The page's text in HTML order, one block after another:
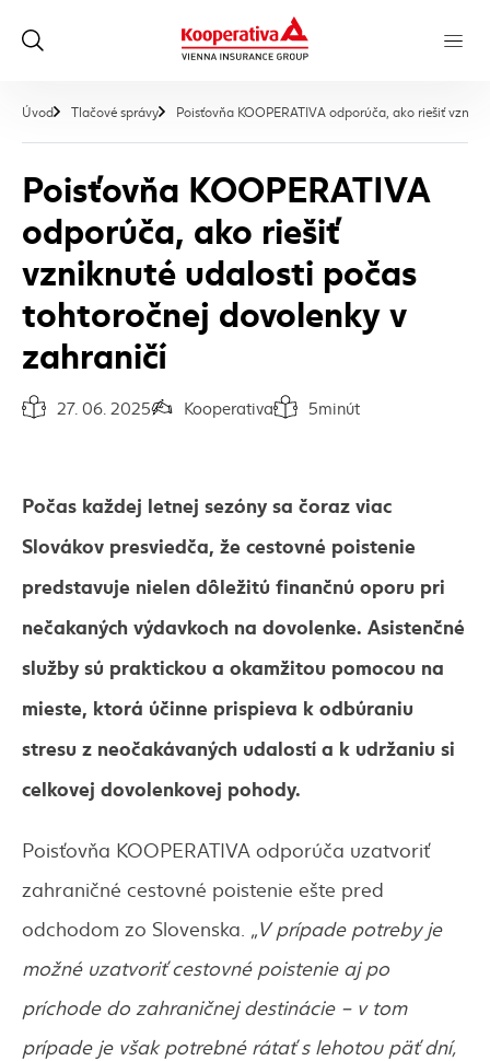
Úvod Tlačové správy Poisťovňa KOOPERATIVA odporúča, ako riešiť
Poisťovňa KOOPERATIVA
odporúča, ako riešiť
vzniknuté udalosti počas
tohtoročnej dovolenky v
zahraničí
Dátum vydania článku:
27. 06. 2025Autor článku:
KooperativaČas na prečítanie článku:
5minút
Počas každej letnej sezóny sa čoraz viac
Slovákov presviedča, že cestovné poistenie
predstavuje nielen dôležitú finančnú oporu pri
nečakaných výdavkoch na dovolenke. Asistenčné
služby sú praktickou a okamžitou pomocou na
mieste, ktorá účinne prispieva k odbúraniu
stresu z neočakávaných udalostí a k udržaniu si
celkovej dovolenkovej pohody.
Poisťovňa KOOPERATIVA odporúča uzatvoriť
zahraničné cestovné poistenie ešte pred
odchodom zo Slovenska. „V prípade potreby je
možné uzatvoriť cestovné poistenie aj po
príchode do zahraničnej destinácie – v tom
prípade je však potrebné rátať s lehotou päť dní,